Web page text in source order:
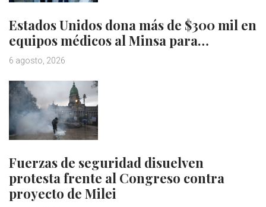
Estados Unidos dona más de $300 mil en
equipos médicos al Minsa para…
6 agosto, 2026
Fuerzas de seguridad disuelven
protesta frente al Congreso contra
proyecto de Milei